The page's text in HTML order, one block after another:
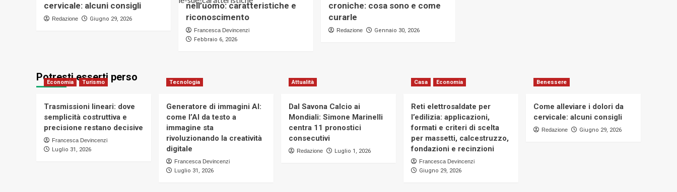
cervicale: alcuni consigli
Redazione Giugno 29, 2026
nell’uomo: caratteristiche e
riconoscimento
Francesca Devincenzi
Febbraio 6, 2026
croniche: cosa sono e come
curarle
Redazione Gennaio 30, 2026
Potresti esserti perso
Economia Turismo
Trasmissioni lineari: dove
semplicità costruttiva e
precisione restano decisive
Francesca Devincenzi
Luglio 31, 2026
Tecnologia
Generatore di immagini AI:
come l’AI da testo a
immagine sta
rivoluzionando la creatività
digitale
Francesca Devincenzi
Luglio 31, 2026
Attualità
Dal Savona Calcio ai
Mondiali: Simone Marinelli
centra 11 pronostici
consecutivi
Redazione Luglio 1, 2026
Casa Economia
Reti elettrosaldate per
l’edilizia: applicazioni,
formati e criteri di scelta
per massetti, calcestruzzo,
fondazioni e recinzioni
Francesca Devincenzi
Giugno 29, 2026
Benessere
Come alleviare i dolori da
cervicale: alcuni consigli
Redazione Giugno 29, 2026